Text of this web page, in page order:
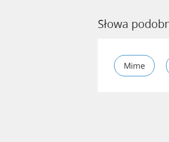
Słowa
Mime